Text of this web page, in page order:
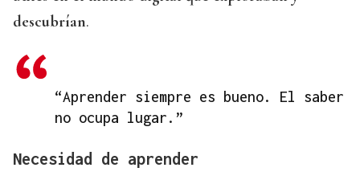
descubrían.
“Aprender siempre es bueno. El saber
no ocupa lugar.”
Necesidad de aprender